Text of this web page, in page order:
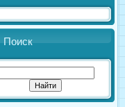
Поиск